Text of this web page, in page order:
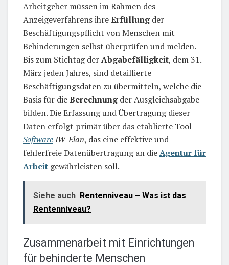
Arbeitgeber müssen im Rahmen des
Anzeigeverfahrens ihreErfüllungder
Beschäftigungspflicht von Menschen mit
Behinderungen selbst überprüfen und melden.
Bis zum Stichtag derAbgabefälligkeit, dem 31.
März jeden Jahres, sind detaillierte
Beschäftigungsdaten zu übermitteln, welche die
Basis für dieBerechnungder Ausgleichsabgabe
bilden. Die Erfassung und Übertragung dieser
Daten erfolgt primär über das etablierte Tool
SoftwareIW-Elan, das eine effektive und
fehlerfreie Datenübertragung an dieAgentur für
Arbeit gewährleisten soll.
Siehe auch Rentenniveau – Was ist das
Rentenniveau?
Zusammenarbeit mit Einrichtungen
für behinderte Menschen